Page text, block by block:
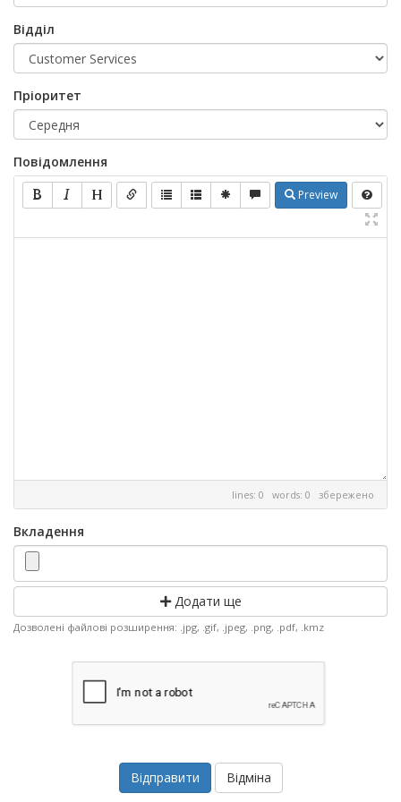
Відділ
Пріоритет
Повідомлення
Preview
lines: 0 words: 0 збережено
Вкладення
Додати ще
Дозволені файлові розширення: .jpg, .gif, .jpeg, .png, .pdf, .kmz
Відміна